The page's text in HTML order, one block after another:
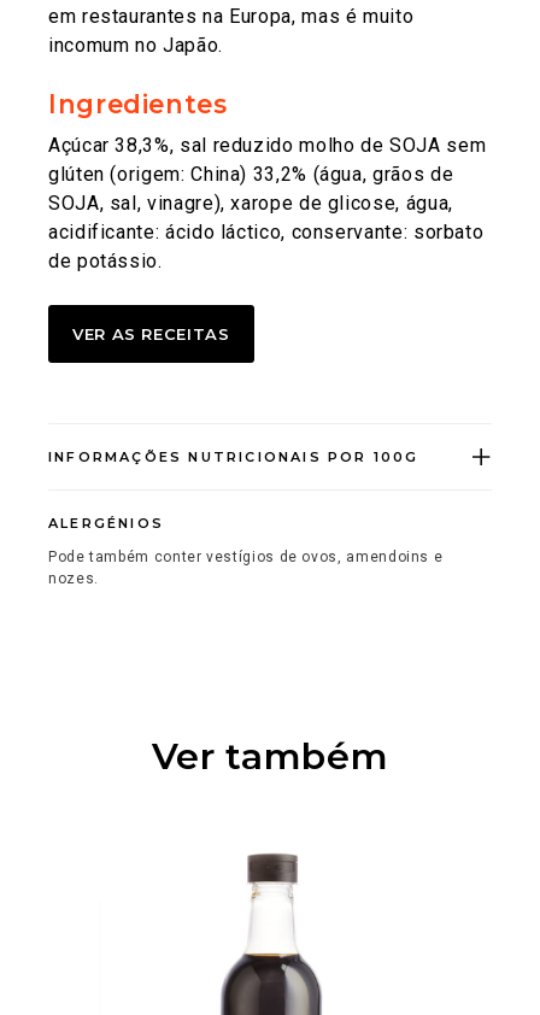
em restaurantes na Europa, mas é muito
incomum no Japão.
Ingredientes
Açúcar 38,3%, sal reduzido molho de SOJA sem
glúten (origem: China) 33,2% (água, grãos de
SOJA, sal, vinagre), xarope de glicose, água,
acidificante: ácido láctico, conservante: sorbato
de potássio.
VER AS RECEITAS
INFORMAÇÕES NUTRICIONAIS POR 100G
ALERGÉNIOS
Pode também conter vestígios de ovos, amendoins e
nozes.
Ver também